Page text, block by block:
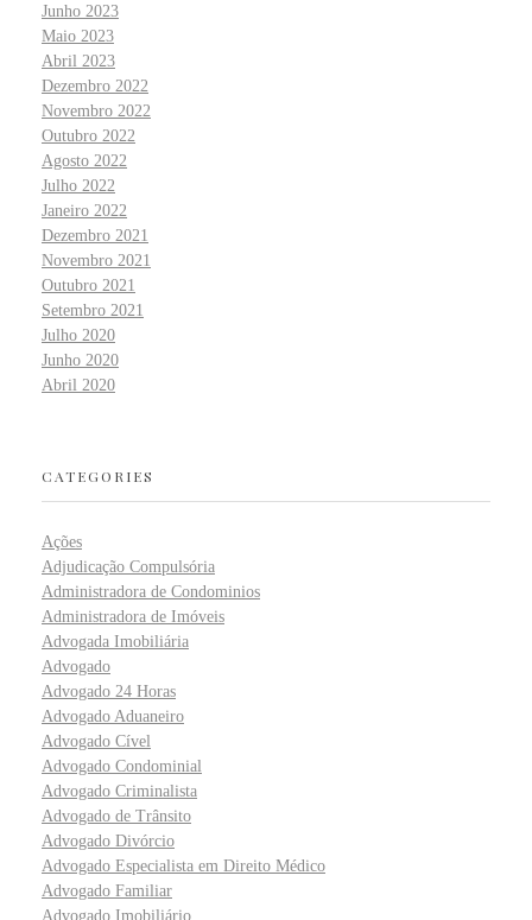
Junho 2023
Maio 2023
Abril 2023
Dezembro 2022
Novembro 2022
Outubro 2022
Agosto 2022
Julho 2022
Janeiro 2022
Dezembro 2021
Novembro 2021
Outubro 2021
Setembro 2021
Julho 2020
Junho 2020
Abril 2020
CATEGORIES
Ações
Adjudicação Compulsória
Administradora de Condominios
Administradora de Imóveis
Advogada Imobiliária
Advogado
Advogado 24 Horas
Advogado Aduaneiro
Advogado Cível
Advogado Condominial
Advogado Criminalista
Advogado de Trânsito
Advogado Divórcio
Advogado Especialista em Direito Médico
Advogado Familiar
Advogado Imobiliário